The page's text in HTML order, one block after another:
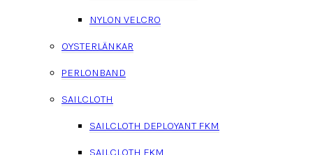
NYLON VELCRO
OYSTERLÄNKAR
PERLONBAND
SAILCLOTH
SAILCLOTH DEPLOYANT FKM
SAILCLOTH FKM